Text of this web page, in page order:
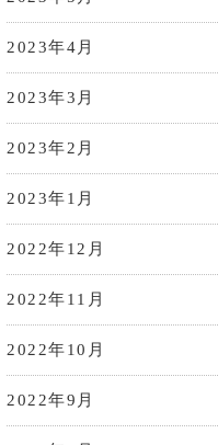
2023年4月
2023年3月
2023年2月
2023年1月
2022年12月
2022年11月
2022年10月
2022年9月